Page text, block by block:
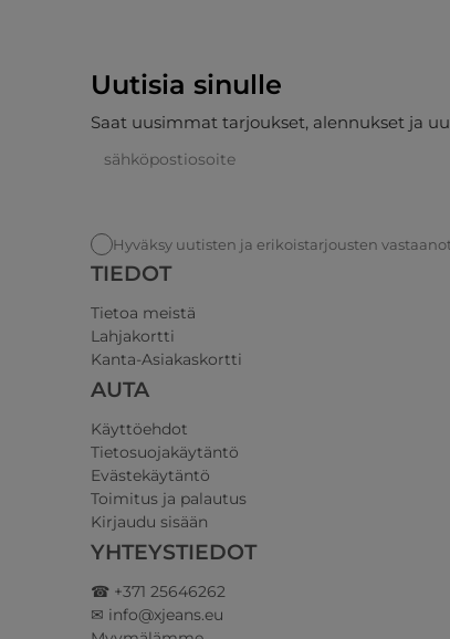
Uutisia sinulle
Saat uusimmat tarjoukset, alennukset ja
Hyväksy uutisten ja erikoistarjousten
TIEDOT
Tietoa meistä
Lahjakortti
Kanta-Asiakaskortti
AUTA
Käyttöehdot
Tietosuojakäytäntö
Evästekäytäntö
Toimitus ja palautus
Kirjaudu sisään
YHTEYSTIEDOT
☎ +371 25646262
✉ info@xjeans.eu